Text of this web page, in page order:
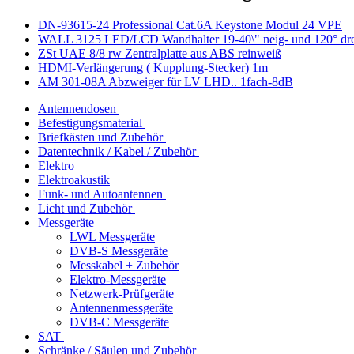
DN-93615-24 Professional Cat.6A Keystone Modul 24 VPE
WALL 3125 LED/LCD Wandhalter 19-40\" neig- und 120°
ZSt UAE 8/8 rw Zentralplatte aus ABS reinweiß
HDMI-Verlängerung ( Kupplung-Stecker) 1m
AM 301-08A Abzweiger für LV LHD.. 1fach-8dB
Antennendosen
Befestigungsmaterial
Briefkästen und Zubehör
Datentechnik / Kabel / Zubehör
Elektro
Elektroakustik
Funk- und Autoantennen
Licht und Zubehör
Messgeräte
LWL Messgeräte
DVB-S Messgeräte
Messkabel + Zubehör
Elektro-Messgeräte
Netzwerk-Prüfgeräte
Antennenmessgeräte
DVB-C Messgeräte
SAT
Schränke / Säulen und Zubehör